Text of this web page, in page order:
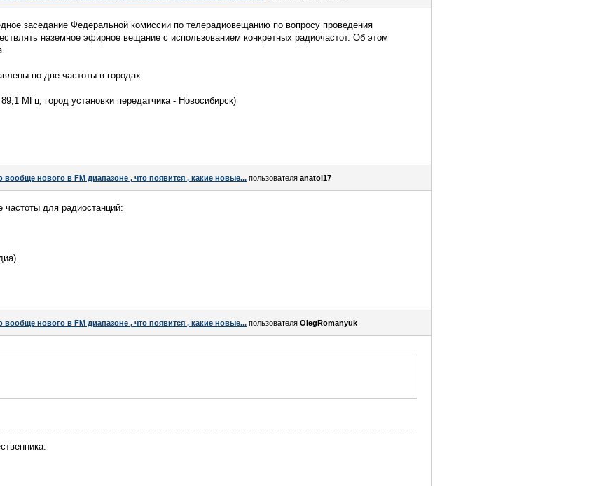
заседание Федеральной комиссии по телерадиовещанию по вопросу проведения
наземное эфирное вещание с использованием конкретных радиочастот. Об этом
по две частоты в городах:
МГц, город установки передатчика - Новосибирск)
вообще нового в FM диапазоне , что появится , какие новые... пользователя anatol17
для радиостанций:
вообще нового в FM диапазоне , что появится , какие новые... пользователя OlegRomanyuk